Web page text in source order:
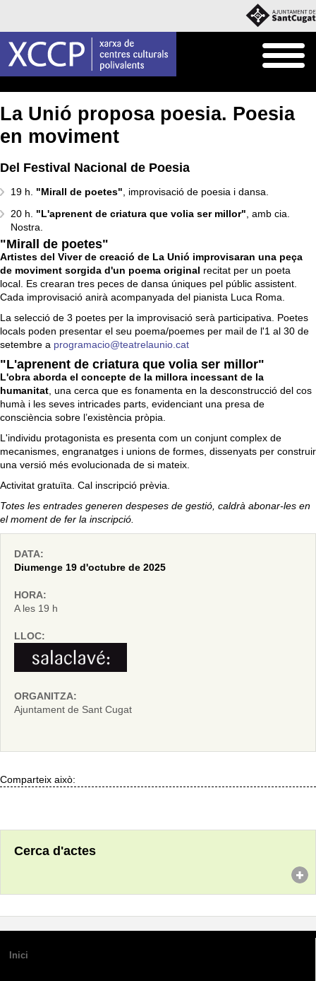
La Unió proposa poesia. Poesia
en moviment
Del Festival Nacional de Poesia
19 h. "Mirall de poetes", improvisació de poesia i dansa.
20 h. "L'aprenent de criatura que volia ser millor", amb cia.
Nostra.
"Mirall de poetes"
Artistes del Viver de creació de La Unió improvisaran una peça
de moviment sorgida d'un poema original recitat per un poeta
local. Es crearan tres peces de dansa úniques pel públic assistent.
Cada improvisació anirà acompanyada del pianista Luca Roma.
La selecció de 3 poetes per la improvisació serà participativa. Poetes
locals poden presentar el seu poema/poemes per mail de l'1 al 30 de
setembre a programacio@teatrelaunio.cat
"L'aprenent de criatura que volia ser millor"
L'obra aborda el concepte de la millora incessant de la
humanitat, una cerca que es fonamenta en la desconstrucció del cos
humà i les seves intricades parts, evidenciant una presa de
consciència sobre l’existència pròpia.
L'individu protagonista es presenta com un conjunt complex de
mecanismes, engranatges i unions de formes, dissenyats per construir
una versió més evolucionada de si mateix.
Activitat gratuïta. Cal inscripció prèvia.
Totes les entrades generen despeses de gestió, caldrà abonar-les en
el moment de fer la inscripció.
DATA:
Diumenge 19 d'octubre de 2025
HORA:
A les 19 h
LLOC:
ORGANITZA:
Ajuntament de Sant Cugat
Comparteix això:
Cerca d'actes
Inici